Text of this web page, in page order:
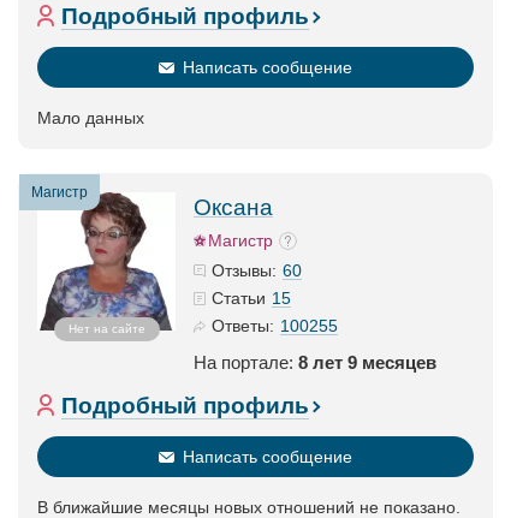
Подробный профиль
Написать сообщение
Мало данных
Магистр
Нет на сайте
Оксана
Магистр
Отзывы: 60
Статьи 15
Ответы: 100255
На портале: 8 лет 9 месяцев
Подробный профиль
Написать сообщение
В ближайшие месяцы новых отношений не показано.